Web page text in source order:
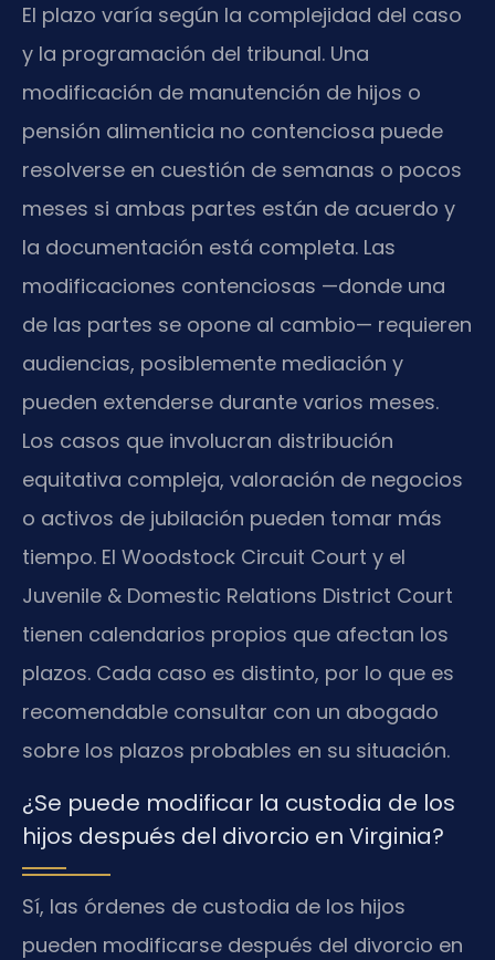
El plazo varía según la complejidad del caso
y la programación del tribunal. Una
modificación de manutención de hijos o
pensión alimenticia no contenciosa puede
resolverse en cuestión de semanas o pocos
meses si ambas partes están de acuerdo y
la documentación está completa. Las
modificaciones contenciosas —donde una
de las partes se opone al cambio— requieren
audiencias, posiblemente mediación y
pueden extenderse durante varios meses.
Los casos que involucran distribución
equitativa compleja, valoración de negocios
o activos de jubilación pueden tomar más
tiempo. El Woodstock Circuit Court y el
Juvenile & Domestic Relations District Court
tienen calendarios propios que afectan los
plazos. Cada caso es distinto, por lo que es
recomendable consultar con un abogado
sobre los plazos probables en su situación.
¿Se puede modificar la custodia de los
hijos después del divorcio en Virginia?
Sí, las órdenes de custodia de los hijos
pueden modificarse después del divorcio en